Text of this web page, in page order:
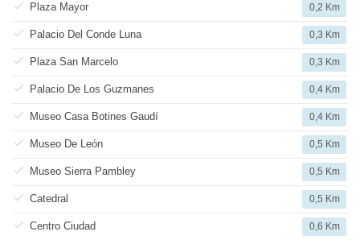
Plaza Mayor 0,2 Km
Palacio Del Conde Luna 0,3 Km
Plaza San Marcelo 0,3 Km
Palacio De Los Guzmanes 0,4 Km
Museo Casa Botines Gaudí 0,4 Km
Museo De León 0,5 Km
Museo Sierra Pambley 0,5 Km
Catedral 0,5 Km
Centro Ciudad 0,6 Km